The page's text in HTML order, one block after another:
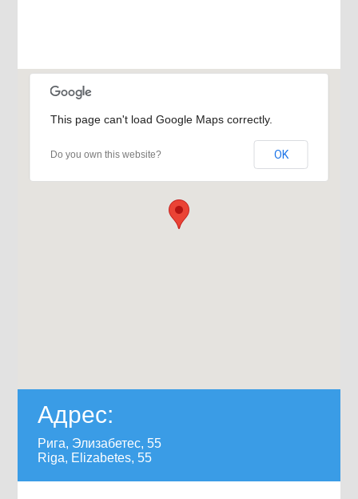
This page can't load Google Maps correctly.
Do you own this website? OK
Адрес:
Рига, Элизабетес, 55
Riga, Elizabetes, 55